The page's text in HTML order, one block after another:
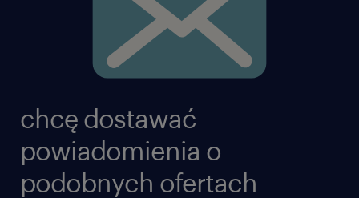
chcę dostawać
powiadomienia o
podobnych ofertach